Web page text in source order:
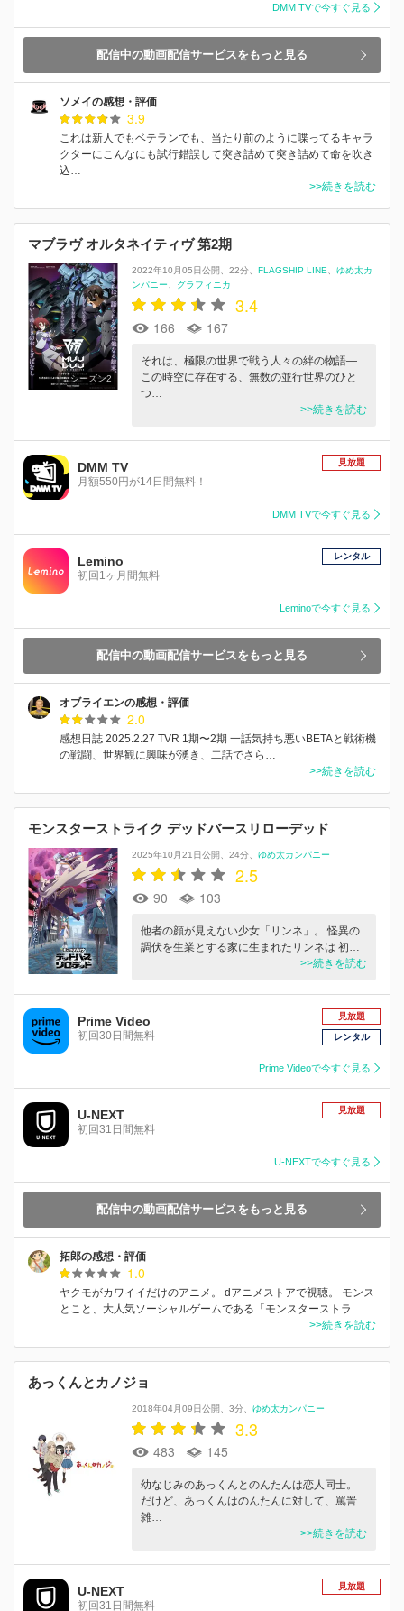
DMM TVで今すぐ見る
配信中の動画配信サービスをもっと見る
ソメイの感想・評価
3.9
これは新人でもベテランでも、当たり前のように喋ってるキャラ
クターにこんなにも試行錯誤して突き詰めて突き詰めて命を吹き
込…
>>続きを読む
マブラヴ オルタネイティヴ 第2期
シーズン2
2022年10月05日公開 22分 FLAGSHIP LINE
ゆめ太カ
ンパニー
グラフィニカ
3.4
166 167
それは、極限の世界で戦う人々の絆の物語―
この時空に存在する、無数の並行世界のひと
つ…
>>続きを読む
DMM TV
月額550円が14日間無料！
見放題
DMM TVで今すぐ見る
Lemino
初回1ヶ月間無料
レンタル
Leminoで今すぐ見る
配信中の動画配信サービスをもっと見る
オブライエンの感想・評価
2.0
感想日誌 2025.2.27 TVR 1期〜2期 一話気持ち悪いBETAと戦術機
の戦闘、世界観に興味が湧き、二話でさら…
>>続きを読む
モンスターストライク デッドバースリローデッド
2025年10月21日公開 24分 ゆめ太カンパニー
2.5
90 103
他者の顔が見えない少女「リンネ」。 怪異の
調伏を生業とする家に生まれたリンネは 初…
>>続きを読む
Prime Video
初回30日間無料
見放題
レンタル
Prime Videoで今すぐ見る
U-NEXT
初回31日間無料
見放題
U-NEXTで今すぐ見る
配信中の動画配信サービスをもっと見る
拓郎の感想・評価
1.0
ヤクモがカワイイだけのアニメ。 dアニメストアで視聴。 モンス
とこと、大人気ソーシャルゲームである「モンスターストラ…
>>続きを読む
あっくんとカノジョ
2018年04月09日公開 3分 ゆめ太カンパニー
3.3
483 145
幼なじみのあっくんとのんたんは恋人同士。
だけど、あっくんはのんたんに対して、罵詈
雑…
>>続きを読む
U-NEXT
初回31日間無料
見放題